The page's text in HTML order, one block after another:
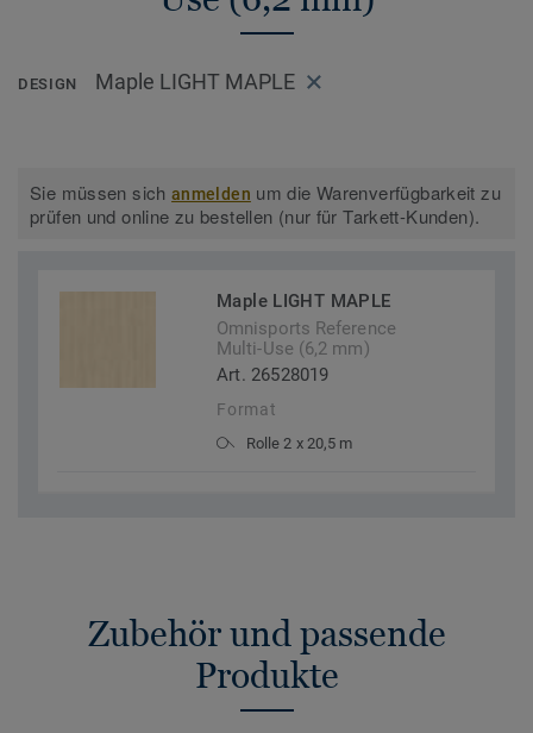
DESIGN Maple LIGHT MAPLE
Sie müssen sichanmelden um die Warenverfügbarkeit zu
prüfen und online zu bestellen (nur für Tarkett-Kunden).
Maple LIGHT MAPLE
Omnisports Reference
Multi-Use (6,2 mm)
Art. 26528019
Format
Rolle 2 x 20,5 m
Zubehör und passende
Produkte